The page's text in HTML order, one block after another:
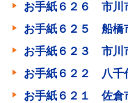
お手紙６２６ 市川
お手紙６２５ 船橋
お手紙６２３ 市川
お手紙６２２ 八千
お手紙６２１ 佐倉